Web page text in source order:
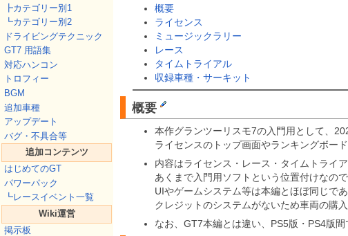
┣カテゴリー別1
┗カテゴリー別2
ドライビングテクニック
GT7 用語集
対応ハンコン
トロフィー
BGM
追加車種
アップデート
バグ・不具合等
追加コンテンツ
はじめてのGT
パワーパック
┗レースイベント一覧
Wiki運営
掲示板
概要
ライセンス
ミュージックラリー
レース
タイムトライアル
収録車種・サーキット
概要
本作グランツーリスモ7の入門用として、
ライセンスのトップ画面やランキングボー
内容はライセンス・レース・タイムトライ
あくまで入門用ソフトという位置付けなの
UIやゲームシステム等は本編とほぼ同じで
クレジットのシステムがないため車両の購
なお、GT7本編とは違い、PS5版・PS4版